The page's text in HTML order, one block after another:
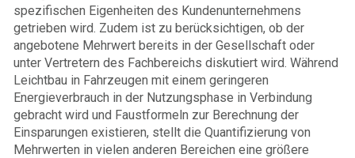
spezifischen Eigenheiten des Kundenunternehmens
getrieben wird. Zudem ist zu berücksichtigen, ob der
angebotene Mehrwert bereits in der Gesellschaft oder
unter Vertretern des Fachbereichs diskutiert wird. Während
Leichtbau in Fahrzeugen mit einem geringeren
Energieverbrauch in der Nutzungsphase in Verbindung
gebracht wird und Faustformeln zur Berechnung der
Einsparungen existieren, stellt die Quantifizierung von
Mehrwerten in vielen anderen Bereichen eine größere